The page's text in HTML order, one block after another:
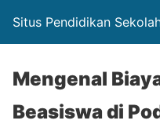
Situs Pendidikan
Mengenal
Beasiswa di